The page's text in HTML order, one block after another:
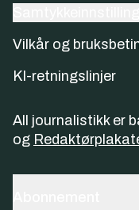
Vilkår og
KI-retningslinjer
All journalistikk er
og